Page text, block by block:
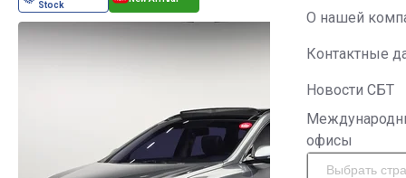
О нашей
Контактные
Новости СБТ
офисы